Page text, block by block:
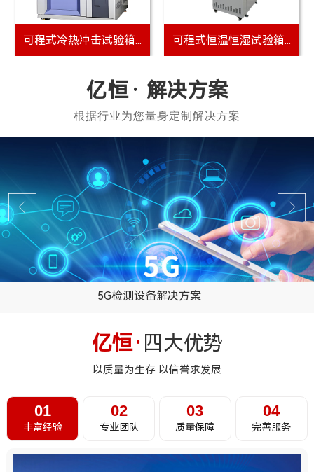
可程式冷热冲击试验箱... 可程式恒温恒湿试验箱...
解决方案
5G检测设备解决方案
亿恒· 四大优势
以质量为生存 以信誉求发展
01
丰富经验
02
专业团队
03
质量保障
04
完善服务